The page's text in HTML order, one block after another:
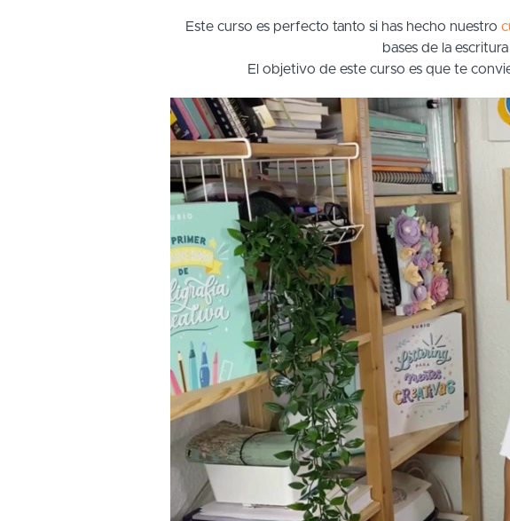
Este curso es perfecto tanto si has hecho nuestro
bases de la
El objetivo de este curso es que te